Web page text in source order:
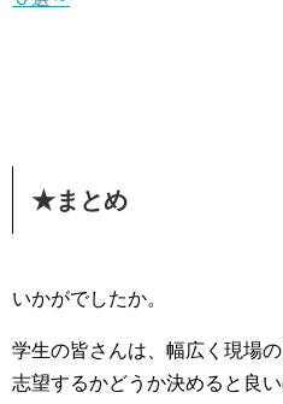
★まとめ
いかがでしたか。
学生の皆さんは、幅広く現場
志望するかどうか決めると良